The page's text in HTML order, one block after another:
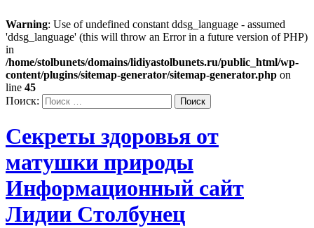
Warning: Use of undefined constant ddsg_language - assumed
'ddsg_language' (this will throw an Error in a future version of PHP)
in
/home/stolbunets/domains/lidiyastolbunets.ru/public_html/wp-
content/plugins/sitemap-generator/sitemap-generator.php on
line 45
Поиск:
Секреты здоровья от
матушки природы
Информационный сайт
Лидии Столбунец